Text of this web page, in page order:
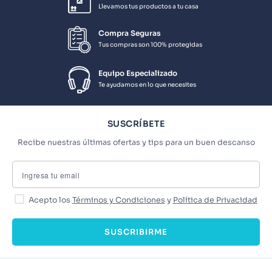
Llevamos tus productos a tu casa
Compra Seguras
Tus compras son 100% protegidas
Equipo Especializado
Te ayudamos en lo que necesites
SUSCRÍBETE
Recibe nuestras últimas ofertas y tips para un buen descanso
Acepto los Términos y Condiciones y Política de Privacidad
SUSCRIBIRME